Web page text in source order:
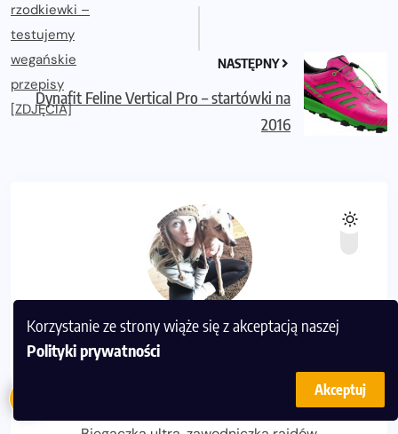
Korzystanie ze strony wiąże się z akceptacją naszej
Polityki prywatności
Akceptuj
NASTĘPNY
Dynafit Feline Vertical Pro – startówki na
2016
Magda Ostrowska-Dołęgowska (Wszystkie